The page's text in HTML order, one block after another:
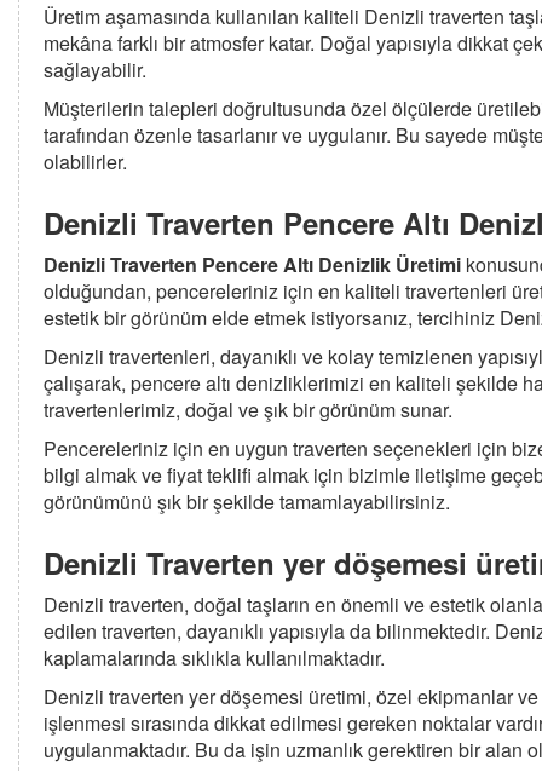
Üretim aşamasında kullanılan kaliteli Denizli traverten
mekâna farklı bir atmosfer katar. Doğal yapısıyla dikkat
sağlayabilir.
Müşterilerin talepleri doğrultusunda özel ölçülerde
tarafından özenle tasarlanır ve uygulanır. Bu sayede
olabilirler.
Denizli Traverten Pencere Altı
Denizli Traverten Pencere Altı Denizlik Üretimi
olduğundan, pencereleriniz için en kaliteli travertenleri
estetik bir görünüm elde etmek istiyorsanız, tercihiniz
Denizli travertenleri, dayanıklı ve kolay temizlenen
çalışarak, pencere altı denizliklerimizi en kaliteli şekilde
travertenlerimiz, doğal ve şık bir görünüm sunar.
Pencereleriniz için en uygun traverten seçenekleri için
bilgi almak ve fiyat teklifi almak için bizimle iletişime
görünümünü şık bir şekilde tamamlayabilirsiniz.
Denizli Traverten yer döşemesi
Denizli traverten, doğal taşların en önemli ve estetik
edilen traverten, dayanıklı yapısıyla da bilinmektedir.
kaplamalarında sıklıkla kullanılmaktadır.
Denizli traverten yer döşemesi üretimi, özel ekipmanlar
işlenmesi sırasında dikkat edilmesi gereken noktalar
uygulanmaktadır. Bu da işin uzmanlık gerektiren bir alan